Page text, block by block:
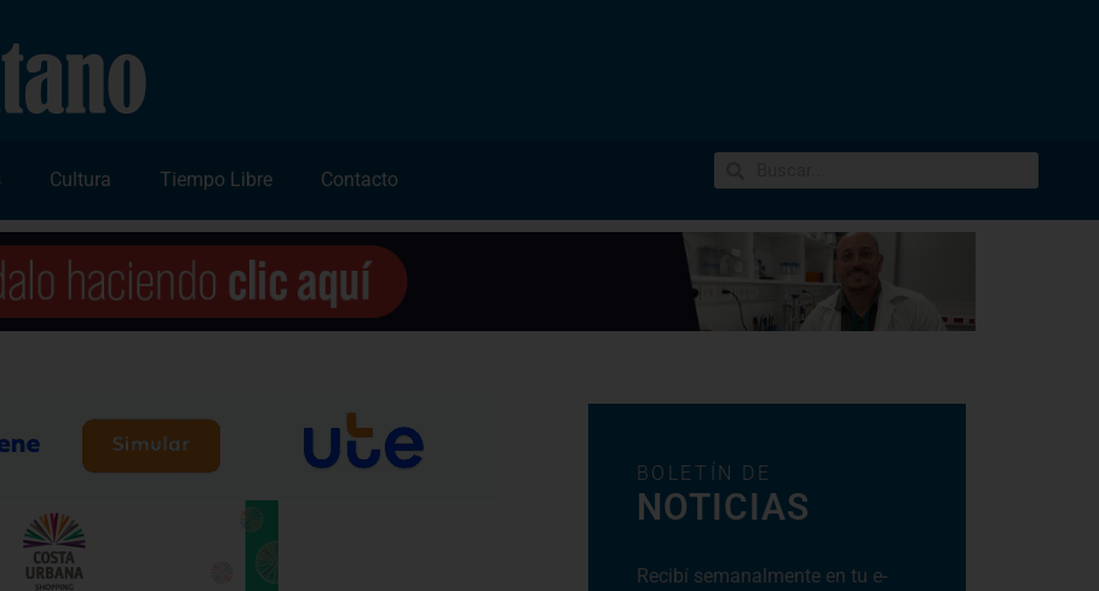
Cultura Tiempo Libre Contacto
BOLETÍN DE
NOTICIAS
Recibí semanalmente en tu e-